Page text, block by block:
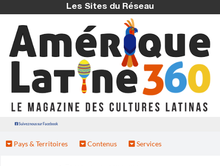
Les Sites du Réseau
Suivez nous sur Facebook
Pays & Territoires Contenus Services